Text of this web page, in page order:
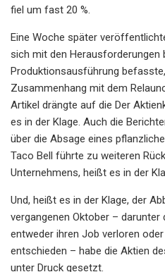
fiel um fast 20 %.
Eine Woche später
sich mit den Herausforderungen
Produktionsausführung
Zusammenhang mit dem
Artikel drängte auf die Der
es in der Klage. Auch die
über die Absage eines
Taco Bell führte zu weiteren
Unternehmens, heißt es in der
Und, heißt es in der Klage, der
vergangenen Oktober – darunter
entweder ihren Job verloren
entschieden – habe die Aktien
unter Druck gesetzt.